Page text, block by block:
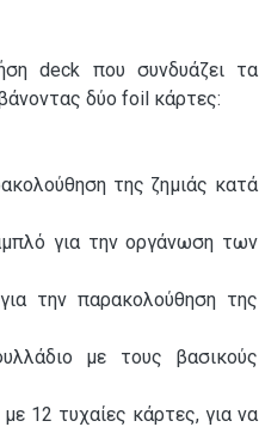
deck που συνδυάζει τα
δύο foil κάρτες:
της ζημιάς κατά
για την οργάνωση των
την παρακολούθηση της
με τους βασικούς
12 τυχαίες κάρτες, για να